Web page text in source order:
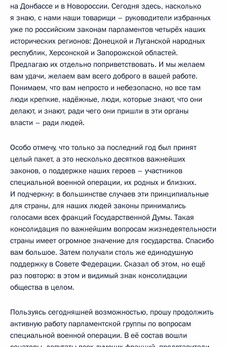
на Донбассе и в Новороссии. Сегодня здесь, насколько
я знаю, с нами наши товарищи – руководители избранных
уже по российским законам парламентов четырёх наших
исторических регионов: Донецкой и Луганской народных
республик, Херсонской и Запорожской областей.
Предлагаю их отдельно поприветствовать. И мы желаем
вам удачи, желаем вам всего доброго в вашей работе.
Понимаем, что вам непросто и небезопасно, но все там
люди крепкие, надёжные, люди, которые знают, что они
делают, и знают, ради чего они пришли в эти органы
власти – ради людей.
Особо отмечу, что только за последний год был принят
целый пакет, а это несколько десятков важнейших
законов, о поддержке наших героев – участников
специальной военной операции, их родных и близких.
И подчеркну: в большинстве случаев эти принципиальные
для страны, для наших людей законы принимались
голосами всех фракций Государственной Думы. Такая
консолидация по важнейшим вопросам жизнедеятельности
страны имеет огромное значение для государства. Спасибо
вам большое. Затем получали столь же единодушную
поддержку в Совете Федерации. Сказал об этом, но ещё
раз повторю: в этом и видимый знак консолидации
общества в целом.
Пользуясь сегодняшней возможностью, прошу продолжить
активную работу парламентской группы по вопросам
специальной военной операции. В её состав вошли